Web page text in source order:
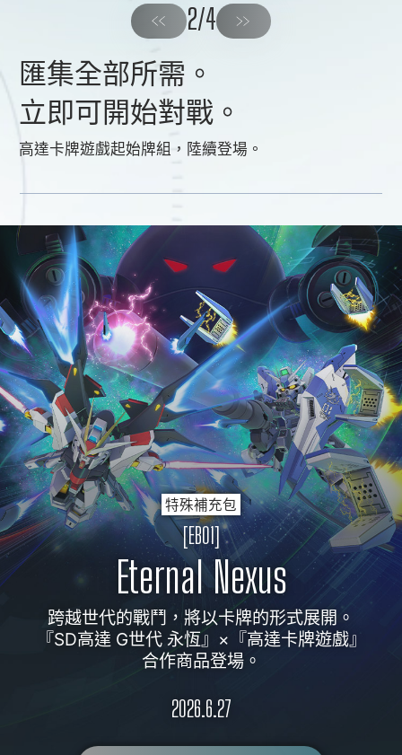
2/4
匯集全部所需。
立即可開始對戰。
高達卡牌遊戲起始牌組，陸續登場。
特殊補充包
[EB01]
Eternal Nexus
跨越世代的戰鬥，將以卡牌的形式展開。
『SD高達 G世代 永恆』×『高達卡牌遊戲』
合作商品登場。
2026.6.27
補充包
[GD05]
Freedom Ascension
『高達卡牌遊戲』一週年紀念彈。
「突擊自由高達」與「ν高達」等
人氣機體蓄勢待發正式參戰。
2026.7.25
特殊補充包
[EB01]
Eternal Nexus
跨越世代的戰鬥，將以卡牌的形式展開。
『SD高達 G世代 永恆』×『高達卡牌遊戲』
合作商品登場。
2026.6.27
補充包
[GD05]
Freedom Ascension
『高達卡牌遊戲』一週年紀念彈。
「突擊自由高達」與「ν高達」等
人氣機體蓄勢待發正式參戰。
2026.7.25